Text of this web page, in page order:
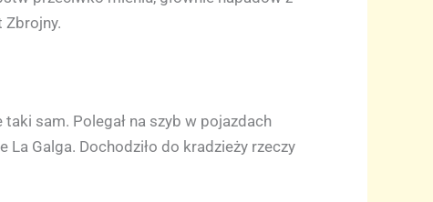
Zbrojny.
sam. Polegał na szyb w pojazdach
Galga. Dochodziło do kradzieży rzeczy